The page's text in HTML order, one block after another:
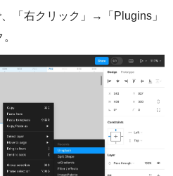
「右クリック」→「Plugins」